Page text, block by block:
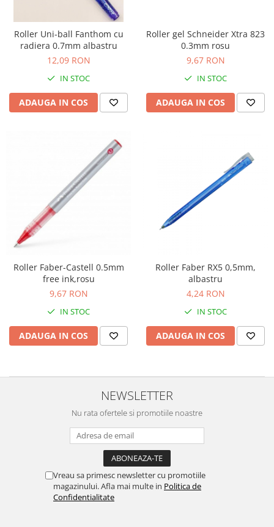
Genti, huse si rucsacuri de laptop
Genti de plaja si cumparaturi
Portofele si portcarduri RFID
Sport si accesorii outdoor
Sticle, cani si termosuri to go
Sport, jocuri si accesorii
Ochelari de soare
Lanyards si brelocuri
Umbrele
Scule, unelte si iluminat
Unelte multifunctionale si bricege
Seturi si scule de baza
Masurare si taiere
Lampi portabile
Lanterne, lampi si accesorii
Pachete Cadou Premium
Promotii si reduceri
LICHIDARE DE STOC
Roller Uni-ball Fanthom cu
radiera 0.7mm albastru
12,09 RON
IN STOC
ADAUGA IN COS
Roller gel Schneider Xtra 823
0.3mm rosu
9,67 RON
IN STOC
ADAUGA IN COS
Roller Faber-Castell 0.5mm
free ink,rosu
9,67 RON
IN STOC
ADAUGA IN COS
Roller Faber RX5 0,5mm,
albastru
4,24 RON
IN STOC
ADAUGA IN COS
NEWSLETTER
Nu rata ofertele si promotiile noastre
Vreau sa primesc newsletter cu promotiile
magazinului. Afla mai multe in Politica de
Confidentialitate